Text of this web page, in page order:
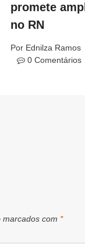
promete
no RN
Por Ednilza Ramos
0 Comentários
marcados com *